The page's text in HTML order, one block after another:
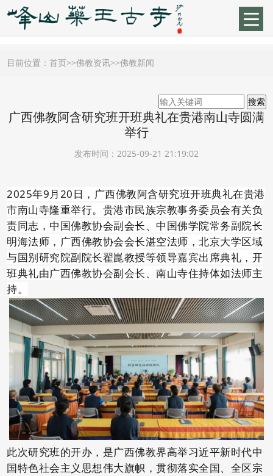
目前位置：首页>>佛教资讯>>佛教新闻
广西佛教阿含研究班开班典礼在贵港南山寺圆满
举行
发布时间：2025-09-21 21:19:02
2025年9月20日，广西佛教阿含研究班开班典礼在贵港
市南山寺隆重举行。贵港市民族宗教事务委员会有关负
责同志，中国佛教协会副会长、中国佛学院常务副院长
明海法师，广西佛教协会会长湛空法师，北京大学区域
与国别研究院副院长翟崑教授等领导嘉宾出席典礼，开
班典礼由广西佛教协会副会长、南山寺住持体如法师主
持。
此次研究班的开办，是广西佛教界高举习近平新时代中
国特色社会主义思想伟大旗帜，贯彻落实全国、全区宗